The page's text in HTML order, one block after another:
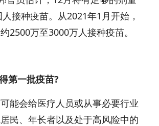
接种疫苗。从2021年1月开始，
2500万至3000万人接种疫苗。
一批疫苗?
会给医疗人员或从事必要行业
民、年长者以及处于高风险中的